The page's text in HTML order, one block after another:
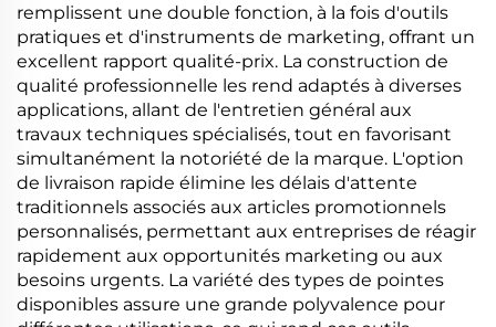
remplissent une double fonction, à la fois d'outils
pratiques et d'instruments de marketing, offrant un
excellent rapport qualité-prix. La construction de
qualité professionnelle les rend adaptés à diverses
applications, allant de l'entretien général aux
travaux techniques spécialisés, tout en favorisant
simultanément la notoriété de la marque. L'option
de livraison rapide élimine les délais d'attente
traditionnels associés aux articles promotionnels
personnalisés, permettant aux entreprises de réagir
rapidement aux opportunités marketing ou aux
besoins urgents. La variété des types de pointes
disponibles assure une grande polyvalence pour